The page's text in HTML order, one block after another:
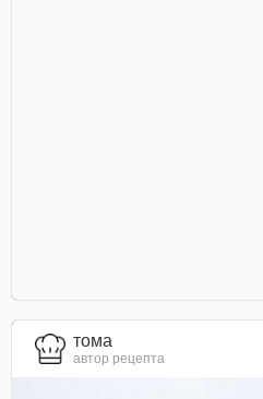
тома
автор рецепта